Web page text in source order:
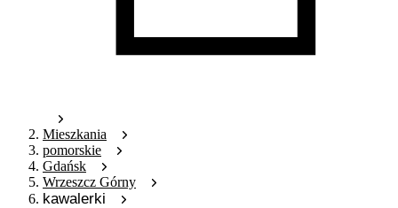
Mieszkania
pomorskie
Gdańsk
Wrzeszcz Górny
kawalerki